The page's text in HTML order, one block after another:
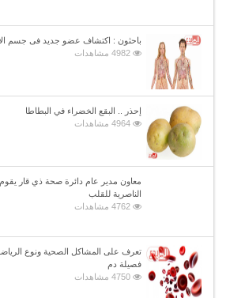
باحثون : اكتشاف عضو جديد فى جسم
4982 مشاهدات
إحذر .. البقع الخضراء في البطاطا
4964 مشاهدات
معاون مدير عام دائرة صحة ذي قار يقوم
الناصرية للقلب
4762 مشاهدات
تعرف على المشاكل الصحية ونوع الرياضة
فصيلة دم
4750 مشاهدات